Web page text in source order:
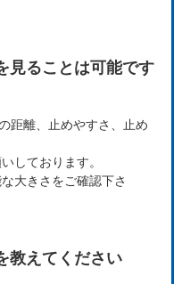
見ることは可能です
距離、止めやすさ、止め
しております。
大きさをご確認下さ
教えてください